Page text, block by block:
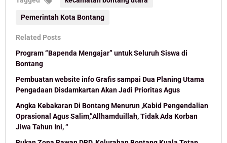
Pemerintah Kota Bontang
Related Posts
Program “Bapenda Mengajar” untuk Seluruh Siswa di
Bontang
Pembuatan website info Grafis sampai Dua Planing Utama
Pengadaan Disdamkartan Akan Jadi Prioritas Agus
Angka Kebakaran Di Bontang Menurun ,Kabid Pengendalian
Oprasional Agus Salim,”Allhamduillah, Tidak Ada Korban
Jiwa Tahun Ini, “